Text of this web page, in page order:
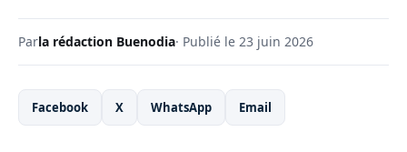
Parla rédaction Buenodia· Publié le 23 juin 2026
Facebook X WhatsApp Email